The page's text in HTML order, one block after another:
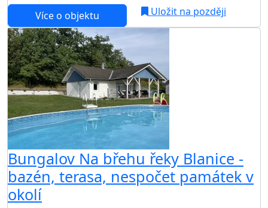
Více o objektu Uložit na později
Bungalov Na břehu řeky Blanice -
bazén, terasa, nespočet památek v
okolí